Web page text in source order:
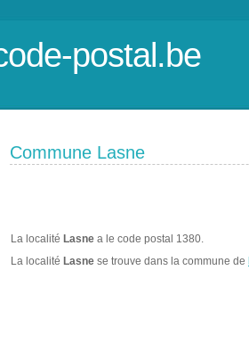
postal.be
Commune Lasne
La localité Lasne a le code postal 1380.
La localité Lasne se trouve dans la commune de